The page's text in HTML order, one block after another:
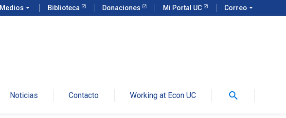
Medios arrow_drop_down Biblioteca Donaciones Mi Portal UC Correo arrow_drop_down
Noticias Contacto Working at Econ UC search